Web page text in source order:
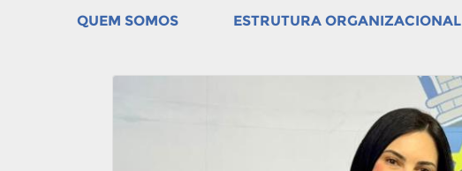
QUEM SOMOS ESTRUTURA ORGANIZACIONAL